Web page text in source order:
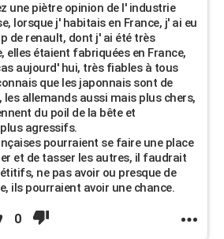
une piètre opinion de l' industrie
lorsque j' habitais en France, j' ai eu
de renault, dont j' ai été très
elles étaient fabriquées en France,
aujourd' hui, très fiables à tous
que les japonnais sont de
allemands aussi mais plus chers,
du poil de la bête et
agressifs.
pourraient se faire une place
et de tasser les autres, il faudrait
ne pas avoir ou presque de
ils pourraient avoir une chance.
0